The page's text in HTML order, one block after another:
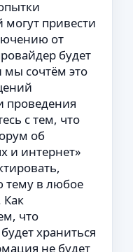
привести
от
будет
мы сочтём это
проведения
с тем, что
об
и интернет»
тему в любое
Как
что
храниться
не будет